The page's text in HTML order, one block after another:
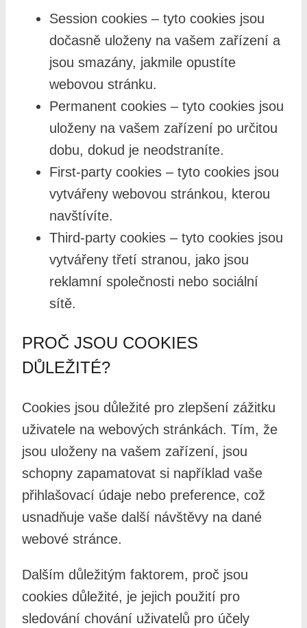
Session cookies – tyto cookies jsou
dočasně uloženy na vašem zařízení a
jsou smazány, jakmile opustíte
webovou stránku.
Permanent cookies – tyto cookies jsou
uloženy na vašem zařízení po určitou
dobu, dokud je neodstraníte.
First-party cookies – tyto cookies jsou
vytvářeny webovou stránkou, kterou
navštívíte.
Third-party cookies – tyto cookies jsou
vytvářeny třetí stranou, jako jsou
reklamní společnosti nebo sociální
sítě.
PROČ JSOU COOKIES
DŮLEŽITÉ?
Cookies jsou důležité pro zlepšení zážitku
uživatele na webových stránkách. Tím, že
jsou uloženy na vašem zařízení, jsou
schopny zapamatovat si například vaše
přihlašovací údaje nebo preference, což
usnadňuje vaše další návštěvy na dané
webové stránce.
Dalším důležitým faktorem, proč jsou
cookies důležité, je jejich použití pro
sledování chování uživatelů pro účely